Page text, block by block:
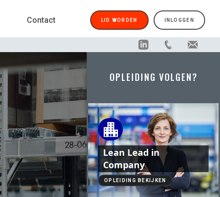
LID WORDEN INLOGGEN
Contact
OPLEIDING VOLGEN?
Lean Lead in
Company
OPLEIDING BEKIJKEN